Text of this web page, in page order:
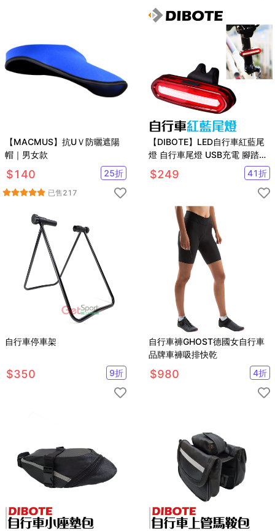
【MACMUS】抗UＶ防曬遮陽
帽｜男女款
$140 25折
已售217
【DIBOTE】LED自行車紅藍尾
燈 自行車尾燈 USB充電 腳踏車
燈 後車燈
$249 41折
自行車停車架
$350 9折
自行車褲GHOST德國女自行車
品牌車褲吸排快乾
$980 4折